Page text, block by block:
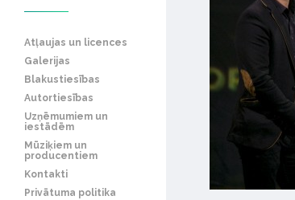
Atļaujas un licences
Galerijas
Blakustiesības
Autortiesības
Uzņēmumiem un
iestādēm
Mūziķiem un
producentiem
Kontakti
Privātuma politika